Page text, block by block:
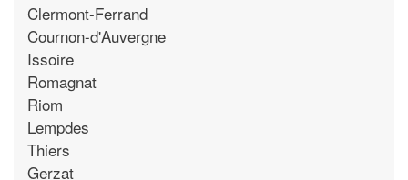
Clermont-Ferrand
Cournon-d'Auvergne
Issoire
Romagnat
Riom
Lempdes
Thiers
Gerzat